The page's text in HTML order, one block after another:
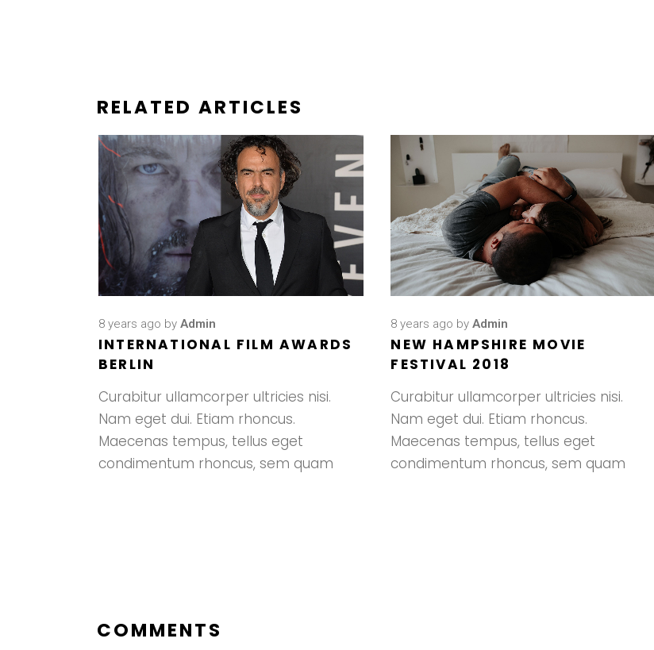
RELATED ARTICLES
8 years ago by Admin
INTERNATIONAL FILM AWARDS
BERLIN
Curabitur ullamcorper ultricies nisi.
Nam eget dui. Etiam rhoncus.
Maecenas tempus, tellus eget
condimentum rhoncus, sem quam
8 years ago byAdmin
NEW HAMPSHIRE MOVIE
FESTIVAL 2018
Curabitur ullamcorper ultricies nisi.
Nam eget dui. Etiam rhoncus.
Maecenas tempus, tellus eget
condimentum rhoncus, sem quam
COMMENTS